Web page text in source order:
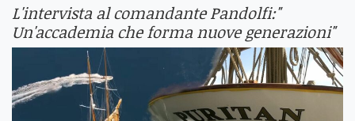
L'intervista al comandante Pandolfi:"
Un'accademia che forma nuove generazioni"